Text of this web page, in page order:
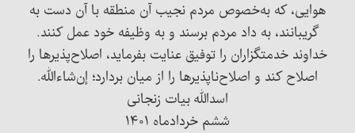
هوایی، که به‌خصوص مردم نجیب آن منطقه با آن دست به
گریبانند، به داد مردم برسند و به وظیفه خود عمل کنند.
خداوند خدمتگزاران را توفیق عنایت بفرماید، اصلاح‌پذیرها را
اصلاح کند و اصلاح‌ناپذیرها را از میان بردارد؛ إن‌شاءالله.
اسدالله بیات زنجانی
ششم خردادماه ۱۴۰۱